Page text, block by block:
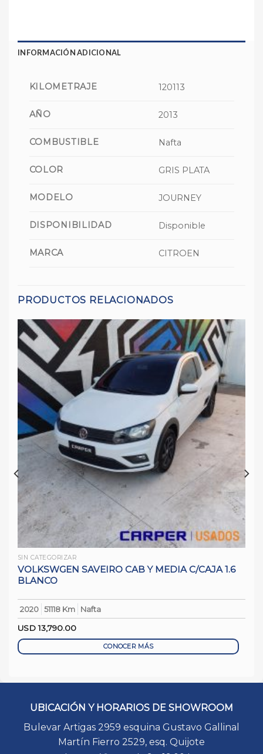
INFORMACIÓN ADICIONAL
KILOMETRAJE 120113
AÑO 2013
COMBUSTIBLE Nafta
COLOR GRIS PLATA
MODELO JOURNEY
DISPONIBILIDAD Disponible
MARCA CITROEN
PRODUCTOS RELACIONADOS
SIN CATEGORIZAR
VOLKSWGEN SAVEIRO CAB Y MEDIA C/CAJA 1.6
BLANCO
2020 51118 Km
Nafta
USD13,790.00
CONOCER MÁS
UBICACIÓN Y HORARIOS DE SHOWROOM
Bulevar Artigas 2959 esquina Gustavo Gallinal
Martín Fierro 2529, esq. Quijote